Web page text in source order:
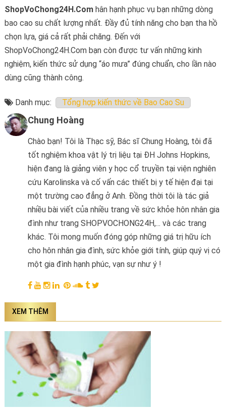
ShopVoChong24H.Comhân hạnh phục vụ bạn những dòng
bao cao su chất lượng nhất. Đầy đủ tính năng cho bạn tha hồ
chọn lựa, giá cả rất phải chăng. Đến với
ShopVoChong24H.Com bạn còn được tư vấn những kinh
nghiệm, kiến thức sử dụng “áo mưa” đúng chuẩn, cho lần nào
dùng cũng thành công.
Danh mục: Tổng hợp kiến thức về Bao Cao Su
Chung Hoàng
Chào bạn! Tôi là Thạc sỹ, Bác sĩ Chung Hoàng, tôi đã
tốt nghiệm khoa vật lý trị liệu tại ĐH Johns Hopkins,
hiện đang là giảng viên y học cổ truyền tại viện nghiên
cứu Karolinska và cố vấn các thiết bị y tế hiện đại tại
một trường cao đẳng ở Anh. Đồng thời tôi là tác giả
nhiều bài viết của nhiều trang về sức khỏe hôn nhân gia
đình như trang SHOPVOCHONG24H,... và các trang
khác. Tôi mong muốn đóng góp những giá trị hữu ích
cho hôn nhân gia đình, sức khỏe giới tính, giúp quý vị có
một gia đình hạnh phúc, vạn sự như ý !
XEM THÊM